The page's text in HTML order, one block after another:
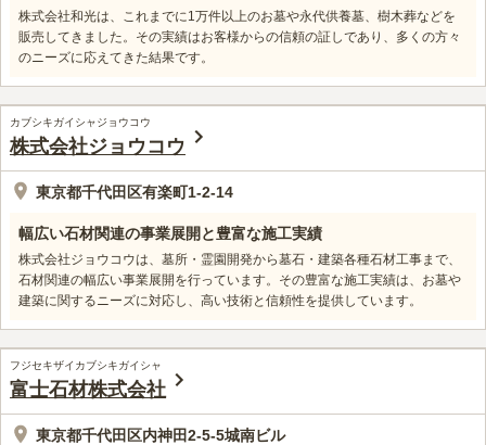
株式会社和光は、これまでに1万件以上のお墓や永代供養墓、樹木葬などを
販売してきました。その実績はお客様からの信頼の証しであり、多くの方々
のニーズに応えてきた結果です。
カブシキガイシャジョウコウ
株式会社ジョウコウ
東京都千代田区有楽町1-2-14
幅広い石材関連の事業展開と豊富な施工実績
株式会社ジョウコウは、墓所・霊園開発から墓石・建築各種石材工事まで、
石材関連の幅広い事業展開を行っています。その豊富な施工実績は、お墓や
建築に関するニーズに対応し、高い技術と信頼性を提供しています。
フジセキザイカブシキガイシャ
富士石材株式会社
東京都千代田区内神田2-5-5城南ビル